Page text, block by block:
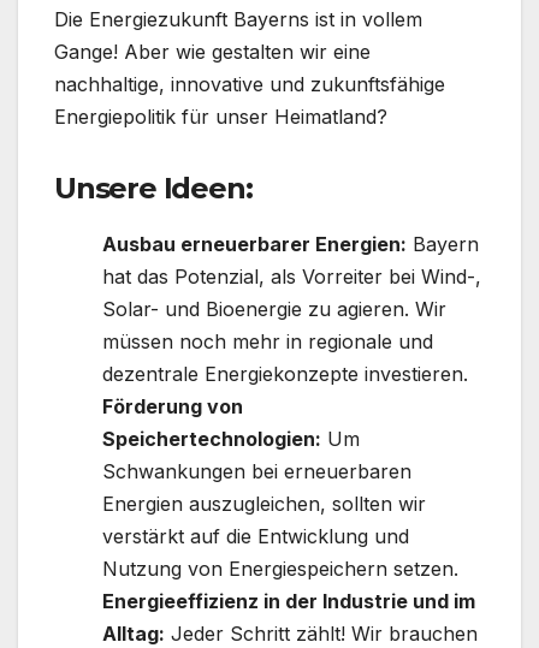
Die Energiezukunft Bayerns ist in vollem
Gange! Aber wie gestalten wir eine
nachhaltige, innovative und zukunftsfähige
Energiepolitik für unser Heimatland?
Unsere Ideen:
Ausbau erneuerbarer Energien: Bayern
hat das Potenzial, als Vorreiter bei Wind-,
Solar- und Bioenergie zu agieren. Wir
müssen noch mehr in regionale und
dezentrale Energiekonzepte investieren.
Förderung von
Speichertechnologien: Um
Schwankungen bei erneuerbaren
Energien auszugleichen, sollten wir
verstärkt auf die Entwicklung und
Nutzung von Energiespeichern setzen.
Energieeffizienz in der Industrie und im
Alltag: Jeder Schritt zählt! Wir brauchen